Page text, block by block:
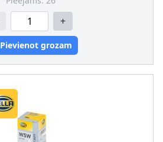
+
Pievienot grozam